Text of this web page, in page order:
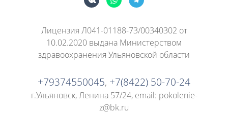
Лицензия Л041-01188-73/00340302 от
10.02.2020 выдана Министерством
здравоохранения Ульяновской области
+79374550045, +7(8422) 50-70-24
г.Ульяновск, Ленина 57/24, email: pokolenie-
z@bk.ru